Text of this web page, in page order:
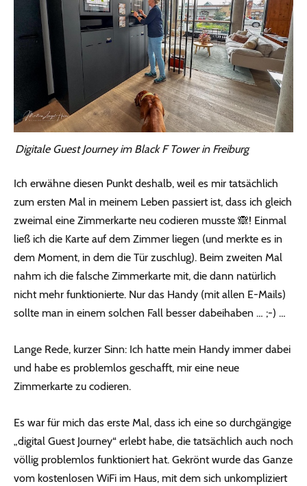
Digitale Guest Journey im Black F Tower in Freiburg
Ich erwähne diesen Punkt deshalb, weil es mir tatsächlich
zum ersten Mal in meinem Leben passiert ist, dass ich gleich
zweimal eine Zimmerkarte neu codieren musste 🙈! Einmal
ließ ich die Karte auf dem Zimmer liegen (und merkte es in
dem Moment, in dem die Tür zuschlug). Beim zweiten Mal
nahm ich die falsche Zimmerkarte mit, die dann natürlich
nicht mehr funktionierte. Nur das Handy (mit allen E-Mails)
sollte man in einem solchen Fall besser dabeihaben … ;-) …
Lange Rede, kurzer Sinn: Ich hatte mein Handy immer dabei
und habe es problemlos geschafft, mir eine neue
Zimmerkarte zu codieren.
Es war für mich das erste Mal, dass ich eine so durchgängige
„digital Guest Journey“ erlebt habe, die tatsächlich auch noch
völlig problemlos funktioniert hat. Gekrönt wurde das Ganze
vom kostenlosen WiFi im Haus, mit dem sich unkompliziert